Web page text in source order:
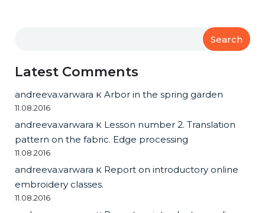
Search
Latest Comments
andreeva.varwara к Arbor in the spring garden
11.08.2016
andreeva.varwara к Lesson number 2. Translation
pattern on the fabric. Edge processing
11.08.2016
andreeva.varwara к Report on introductory online
embroidery classes.
11.08.2016